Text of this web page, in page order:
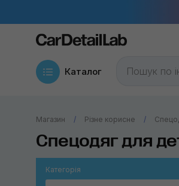
Каталог
Магазин Різне корисне
Спецодяг для
Категорія